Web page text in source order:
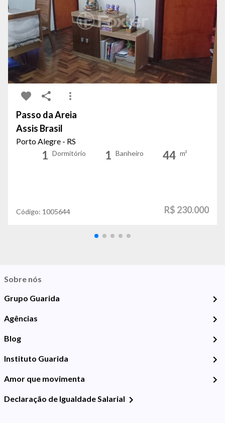
Passo da Areia
Assis Brasil
Porto Alegre - RS
1 Dormitório 1 Banheiro 44 m²
Código: 1005644 R$ 230.000
Sobre nós
Grupo Guarida
Agências
Blog
Instituto Guarida
Amor que movimenta
Declaração de Igualdade Salarial